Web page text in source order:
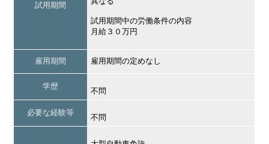
試用期間
試用期間中の労働条件の内容
月給３０万円
雇用期間 雇用期間の定めなし
学歴
不問
必要な経験等
不問